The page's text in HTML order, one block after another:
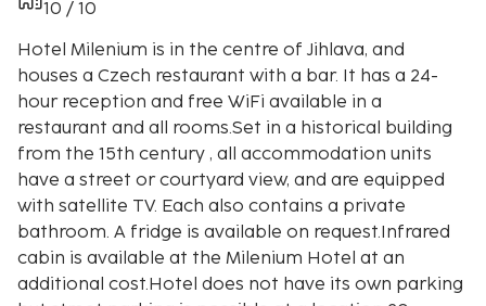
10 / 10
Hotel Milenium is in the centre of Jihlava, and
houses a Czech restaurant with a bar. It has a 24-
hour reception and free WiFi available in a
restaurant and all rooms.Set in a historical building
from the 15th century , all accommodation units
have a street or courtyard view, and are equipped
with satellite TV. Each also contains a private
bathroom. A fridge is available on request.Infrared
cabin is available at the Milenium Hotel at an
additional cost.Hotel does not have its own parking